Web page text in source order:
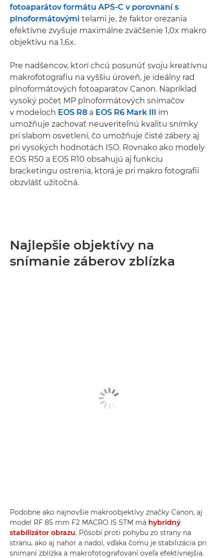
fotoaparátov formátu APS-C v porovnaní s
plnoformátovými telami je, že faktor orezania
efektívne zvyšuje maximálne zväčšenie 1,0x makro
objektívu na 1,6x.
Pre nadšencov, ktorí chcú posunúť svoju kreatívnu
makrofotografiu na vyššiu úroveň, je ideálny rad
plnoformátových fotoaparátov Canon. Napríklad
vysoký počet MP plnoformátových snímačov
v modeloch EOS R8 a EOS R6 Mark III im
umožňuje zachovať neuveriteľnú kvalitu snímky
pri slabom osvetlení, čo umožňuje čisté zábery aj
pri vysokých hodnotách ISO. Rovnako ako modely
EOS R50 a EOS R10 obsahujú aj funkciu
bracketingu ostrenia, ktorá je pri makro fotografii
obzvlášť užitočná.
Najlepšie objektívy na
snímanie záberov zblízka
Podobne ako najnovšie makroobjektívy značky Canon, aj
model RF 85 mm F2 MACRO IS STM má hybridný
stabilizátor obrazu. Pôsobí proti pohybu zo strany na
stranu, ako aj nahor a nadol, vďaka čomu je stabilizácia pri
snímaní zblízka a makrofotografovaní oveľa efektívnejšia.